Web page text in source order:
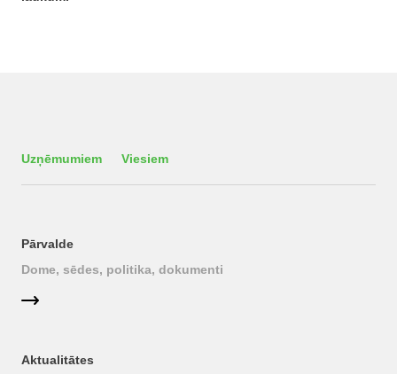
Uzņēmumiem Viesiem
Pārvalde
Dome, sēdes, politika, dokumenti
Aktualitātes